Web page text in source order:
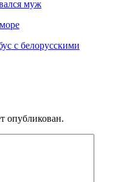
муж
с белорусскими
опубликован.